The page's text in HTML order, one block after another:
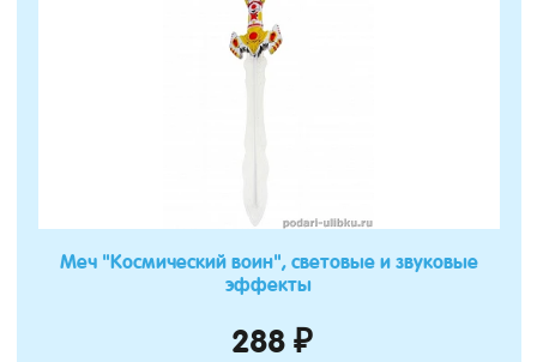
Меч "Космический воин", световые и звуковые
эффекты
288 ₽